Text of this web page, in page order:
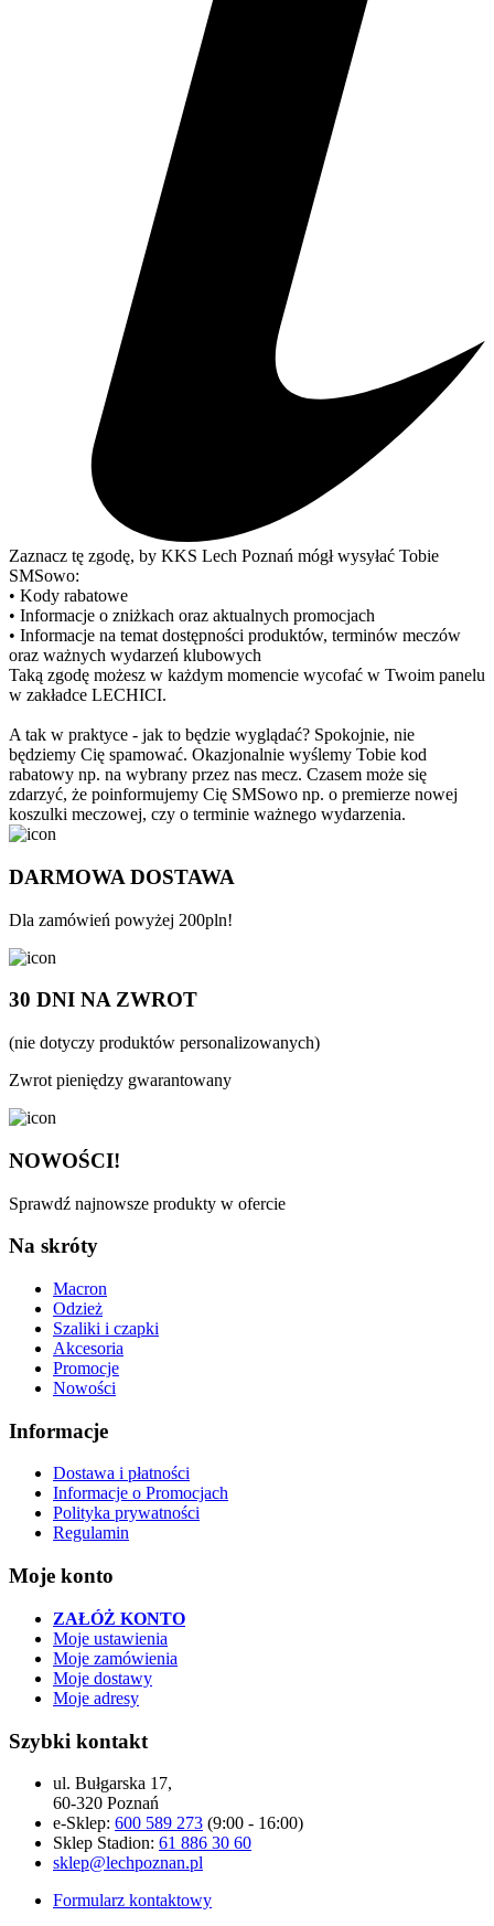
Zaznacz tę zgodę, by KKS Lech Poznań mógł wysyłać Tobie
SMSowo:
• Kody rabatowe
• Informacje o zniżkach oraz aktualnych promocjach
• Informacje na temat dostępności produktów, terminów meczów
oraz ważnych wydarzeń klubowych
Taką zgodę możesz w każdym momencie wycofać w Twoim panelu
w zakładce LECHICI.
A tak w praktyce - jak to będzie wyglądać? Spokojnie, nie
będziemy Cię spamować. Okazjonalnie wyślemy Tobie kod
rabatowy np. na wybrany przez nas mecz. Czasem może się
zdarzyć, że poinformujemy Cię SMSowo np. o premierze nowej
koszulki meczowej, czy o terminie ważnego wydarzenia.
DARMOWA DOSTAWA
Dla zamówień powyżej 200pln!
30 DNI NA ZWROT
(nie dotyczy produktów personalizowanych)
Zwrot pieniędzy gwarantowany
NOWOŚCI!
Sprawdź najnowsze produkty w ofercie
Na skróty
Macron
Odzież
Szaliki i czapki
Akcesoria
Promocje
Nowości
Informacje
Dostawa i płatności
Informacje o Promocjach
Polityka prywatności
Regulamin
Moje konto
ZAŁÓŻ KONTO
Moje ustawienia
Moje zamówienia
Moje dostawy
Moje adresy
Szybki kontakt
ul. Bułgarska 17,
60-320 Poznań
e-Sklep: 600 589 273 (9:00 - 16:00)
Sklep Stadion: 61 886 30 60
sklep@lechpoznan.pl
Formularz kontaktowy